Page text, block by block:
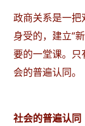
政商关系是一
身受的，建立“
要的一堂课。
会的普遍认同。
社会的普遍认同